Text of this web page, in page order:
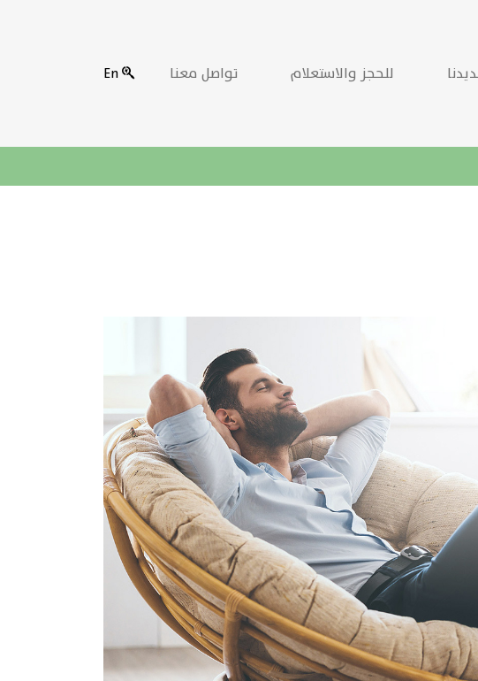
للحجز والاستعلام تواصل معنا En